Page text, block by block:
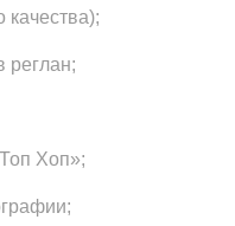
реглан;
Хоп»;